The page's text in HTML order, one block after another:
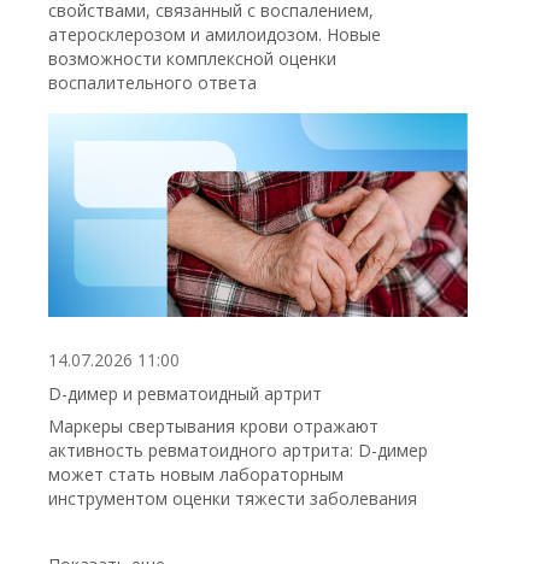
свойствами, связанный с воспалением,
атеросклерозом и амилоидозом. Новые
возможности комплексной оценки
воспалительного ответа
14.07.2026 11:00
D-димер и ревматоидный артрит
Маркеры свертывания крови отражают
активность ревматоидного артрита: D-димер
может стать новым лабораторным
инструментом оценки тяжести заболевания